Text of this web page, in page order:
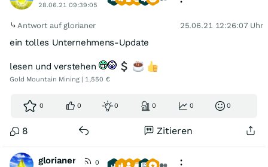
28.06.21 09:39:05
Antwort auf glorianer 25.06.21 12:26:07 Uhr
ein tolles Unternehmens-Update
lesen und verstehen
Gold Mountain Mining | 1,550 €
0 0 0 0 0 0
8 Zitieren
glorianer
0